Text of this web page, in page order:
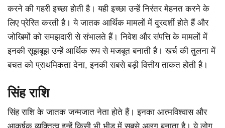
करने की गहरी इच्छा होती है। यही इच्छा उन्हें निरंतर मेहनत करने के
लिए प्रेरित करती है। ये जातक आर्थिक मामलों में दूरदर्शी होते हैं और
जोखिमों को समझदारी से संभालते हैं। निवेश और संपत्ति के मामलों में
इनकी सूझबूझ उन्हें आर्थिक रूप से मजबूत बनाती है। खर्च की तुलना में
बचत को प्राथमिकता देना, इनकी सबसे बड़ी वित्तीय ताकत होती है।
सिंह राशि
सिंह राशि के जातक जन्मजात नेता होते हैं। इनका आत्मविश्वास और